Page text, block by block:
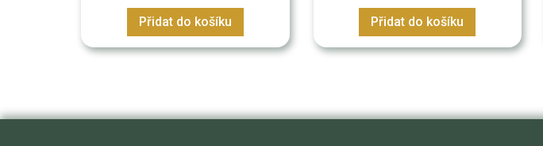
Přidat do košíku Přidat do košíku